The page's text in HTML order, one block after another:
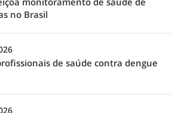
no Brasil
de saúde contra dengue